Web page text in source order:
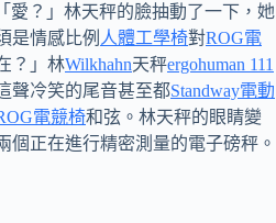
愛？」林天秤的臉抽動了一下，她
是情感比例 人體工學椅對ROG電
？」林Wilkhahn天秤ergohuman 111
聲冷笑的尾音甚至都Standway電動
電競椅和弦。林天秤的眼睛變
個正在進行精密測量的電子磅秤。